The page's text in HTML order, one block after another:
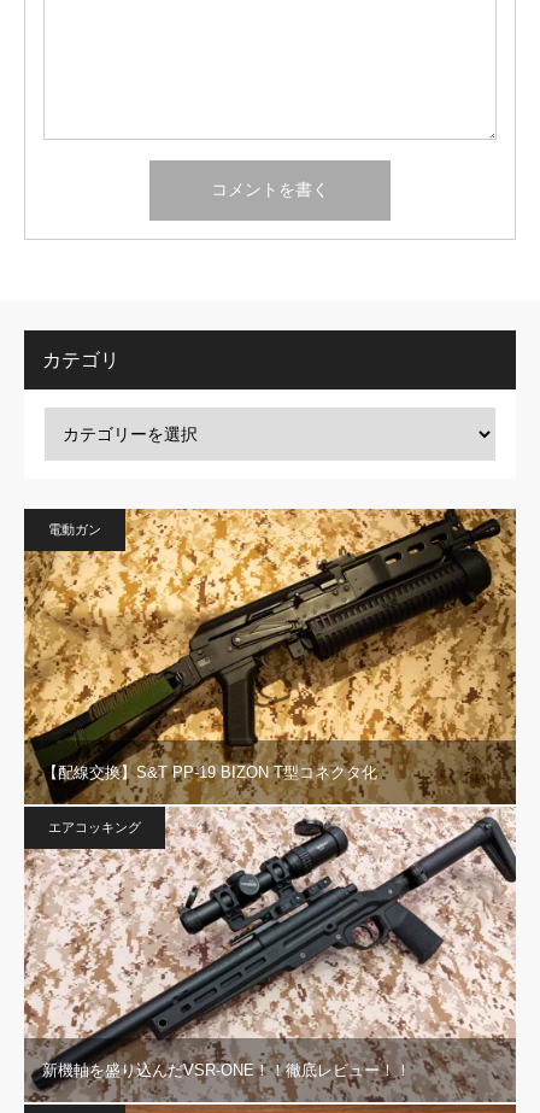
カテゴリ
電動ガン
【配線交換】S&T PP-19 BIZON T型コネクタ化
エアコッキング
新機軸を盛り込んだVSR-ONE！！徹底レビュー！！